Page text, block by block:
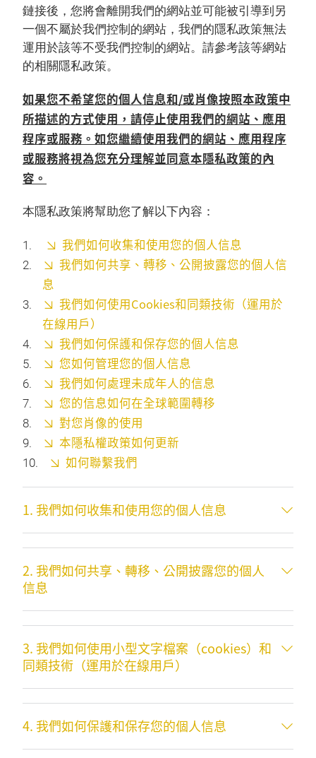
鏈接後，您將會離開我們的網站並可能被引導到另
一個不屬於我們控制的網站，我們的隱私政策無法
運用於該等不受我們控制的網站。請參考該等網站
的相關隱私政策。
如果您不希望您的個人信息和/或肖像按照本政策中
所描述的方式使用，請停止使用我們的網站、應用
程序或服務。如您繼續使用我們的網站、應用程序
或服務將視為您充分理解並同意本隱私政策的內
容。
本隱私政策將幫助您了解以下內容：
我們如何收集和使用您的個人信息
我們如何共享、轉移、公開披露您的個人信
息
我們如何使用Cookies和同類技術（運用於
在線用戶）
我們如何保護和保存您的個人信息
您如何管理您的個人信息
我們如何處理未成年人的信息
您的信息如何在全球範圍轉移
對您肖像的使用
本隱私權政策如何更新
如何聯繫我們
1. 我們如何收集和使用您的個人信息
2. 我們如何共享、轉移、公開披露您的個人
信息
3. 我們如何使用小型文字檔案（cookies）和
同類技術（運用於在線用戶）
4. 我們如何保護和保存您的個人信息